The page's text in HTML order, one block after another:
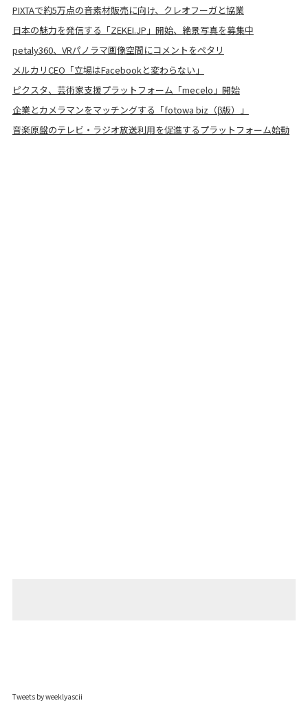
PIXTAで約5万点の音素材販売に向け、クレオフーガと協業
日本の魅力を発信する「ZEKEI.JP」開始、絶景写真を募集中
petaly360、VRパノラマ画像空間にコメントをペタリ
メルカリCEO「立場はFacebookと変わらない」
ピクスタ、芸術家支援プラットフォーム「mecelo」開始
企業とカメラマンをマッチングする「fotowa biz（β版）」
音楽原盤のテレビ・ラジオ放送利用を促進するプラットフォーム始動
Tweets by weeklyascii